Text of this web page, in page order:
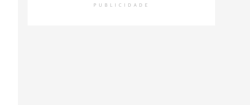
PUBLICIDADE